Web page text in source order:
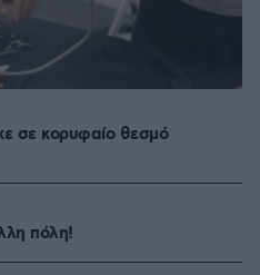
σε κορυφαίο θεσμό
πόλη!